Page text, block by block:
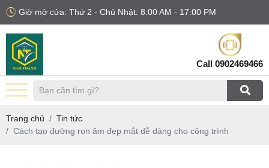
Giờ mở cửa: Thứ 2 - Chủ Nhật: 8:00 AM - 17:00 PM
Call 0902469466
Trang chủ
Tin tức
Cách tạo đường ron âm đẹp mắt dễ dàng cho công trình